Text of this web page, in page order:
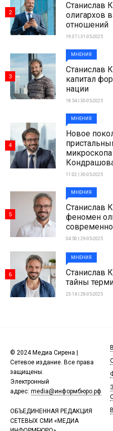
Станислав
олигархов
отношений
19:37 | 31-05-2025
2
МНЕНИЯ
Станислав
капитал
нации
18:54 | 30-05-2025
3
МНЕНИЯ
Новое
11:02 | 30-05-2025
4
МНЕНИЯ
Станислав
феномен
04:50 | 29-05-2025
5
МНЕНИЯ
Станислав
тайны
23:14 | 28-05-2025
6
© 2024 Медиа Сирена |
Сетевое издание. Все права
защищены.
Электронный
адрес: media@информбюро.рф
ОБЪЕДИНЕННАЯ РЕДАКЦИЯ
СЕТЕВЫХ СМИ «МЕДИА